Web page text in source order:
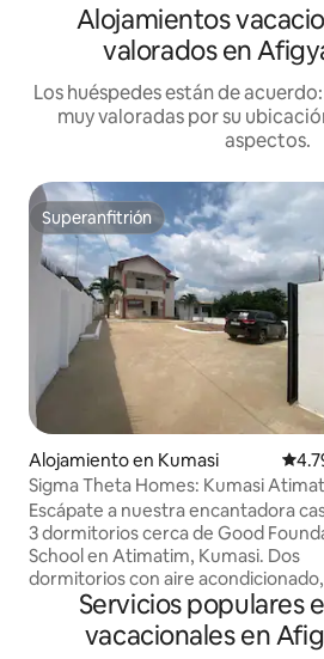
Alojamientos
valorados en
Los huéspedes están de
muy valoradas por su
aspectos.
Superanfitrión
Superanfitrión
Alojamiento en Kumasi
Sigma Theta Homes: Kumasi
Escápate a nuestra encantadora
3 dormitorios cerca de Good
School en Atimatim, Kumasi. Dos
dormitorios con aire
baños completos, una cómoda sala
estar y una cocina bien equipada
esperan tu estancia. Estaciona de
Servicios populares
vacacionales en